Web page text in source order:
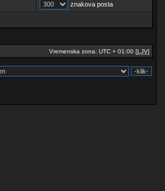
znakova posta
Vremenska zona: UTC + 01:00 [LJV]